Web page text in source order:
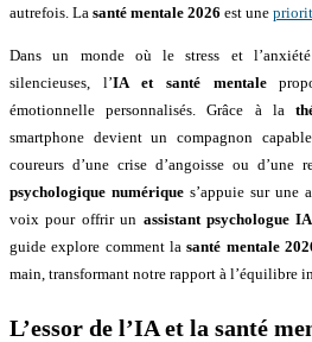
autrefois. La santé mentale 2026 est une
Dans un monde où le stress et
silencieuses, l’IA et santé mentale
émotionnelle personnalisés. Grâce à la
smartphone devient un compagnon
coureurs d’une crise d’angoisse ou d’une
psychologique numérique s’appuie sur une
voix pour offrir un assistant psychologue IA
guide explore comment lasanté mentale
main, transformant notre rapport à l’équilibre
L’essor de l’IA et la santé